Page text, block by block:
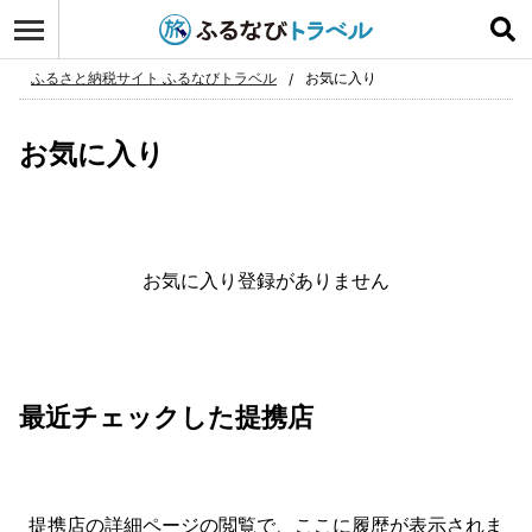
お気に入り
ふるさと納税サイト ふるなびトラベル お気に入り
お気に入り
お気に入り登録がありません
最近チェックした提携店
提携店の詳細ページの閲覧で、ここに履歴が表示されま